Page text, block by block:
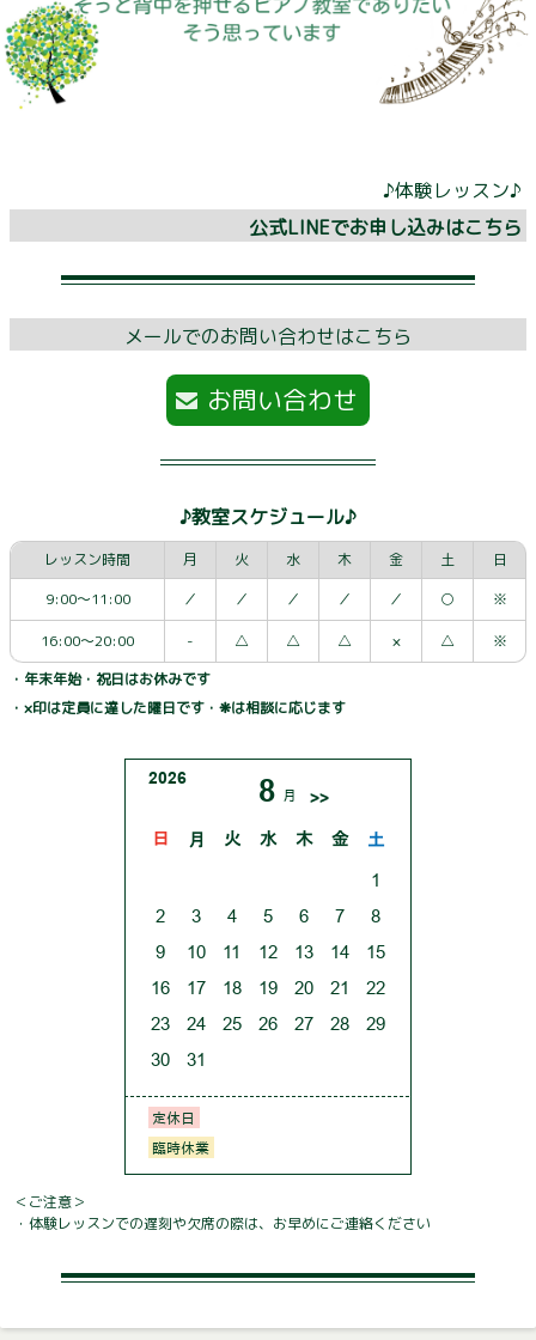
♪体験レッスン♪
公式LINEでお申し込みはこちら
メールでのお問い合わせはこちら
お問い合わせ
♪教室スケジュール♪
レッスン時間 月 火 水 木 金 土
日
9:00～11:00
／ ／ ／ ／ ／ ○ ※
16:00～20:00 - △ △ △ × △
※
・年末年始・祝日はお休みです
・×印は定員に達した曜日です・❋は相談に応じます
＜ご注意＞
・体験レッスンでの遅刻や欠席の際は、お早めにご連絡ください